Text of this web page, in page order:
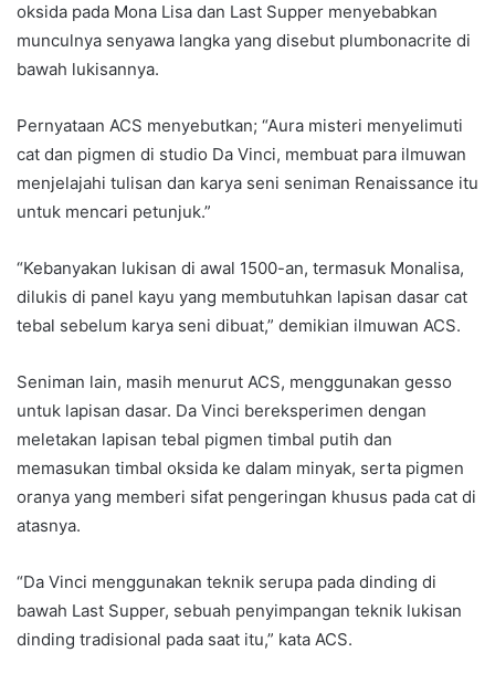
oksida pada Mona Lisa dan Last Supper menyebabkan
munculnya senyawa langka yang disebut plumbonacrite di
bawah lukisannya.
Pernyataan ACS menyebutkan; “Aura misteri menyelimuti
cat dan pigmen di studio Da Vinci, membuat para ilmuwan
menjelajahi tulisan dan karya seni seniman Renaissance itu
untuk mencari petunjuk.”
“Kebanyakan lukisan di awal 1500-an, termasuk Monalisa,
dilukis di panel kayu yang membutuhkan lapisan dasar cat
tebal sebelum karya seni dibuat,” demikian ilmuwan ACS.
Seniman lain, masih menurut ACS, menggunakan gesso
untuk lapisan dasar. Da Vinci bereksperimen dengan
meletakan lapisan tebal pigmen timbal putih dan
memasukan timbal oksida ke dalam minyak, serta pigmen
oranya yang memberi sifat pengeringan khusus pada cat di
atasnya.
“Da Vinci menggunakan teknik serupa pada dinding di
bawah Last Supper, sebuah penyimpangan teknik lukisan
dinding tradisional pada saat itu,” kata ACS.